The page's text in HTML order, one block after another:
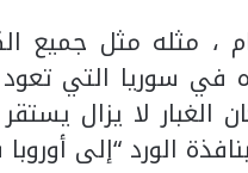
، مثله مثل جميع
سوريا التي
، حيث كان الغبار لا
الورد “إلى